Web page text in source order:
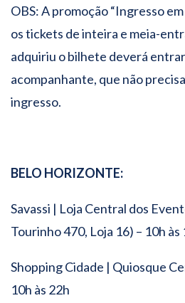
OBS: A promoção “Ingresso
os tickets de inteira e meia-
adquiriu o bilhete deverá
acompanhante, que não
ingresso.
BELO HORIZONTE:
Savassi | Loja Central dos
Tourinho 470, Loja 16) – 10h às
Shopping Cidade | Quiosque
10h às 22h